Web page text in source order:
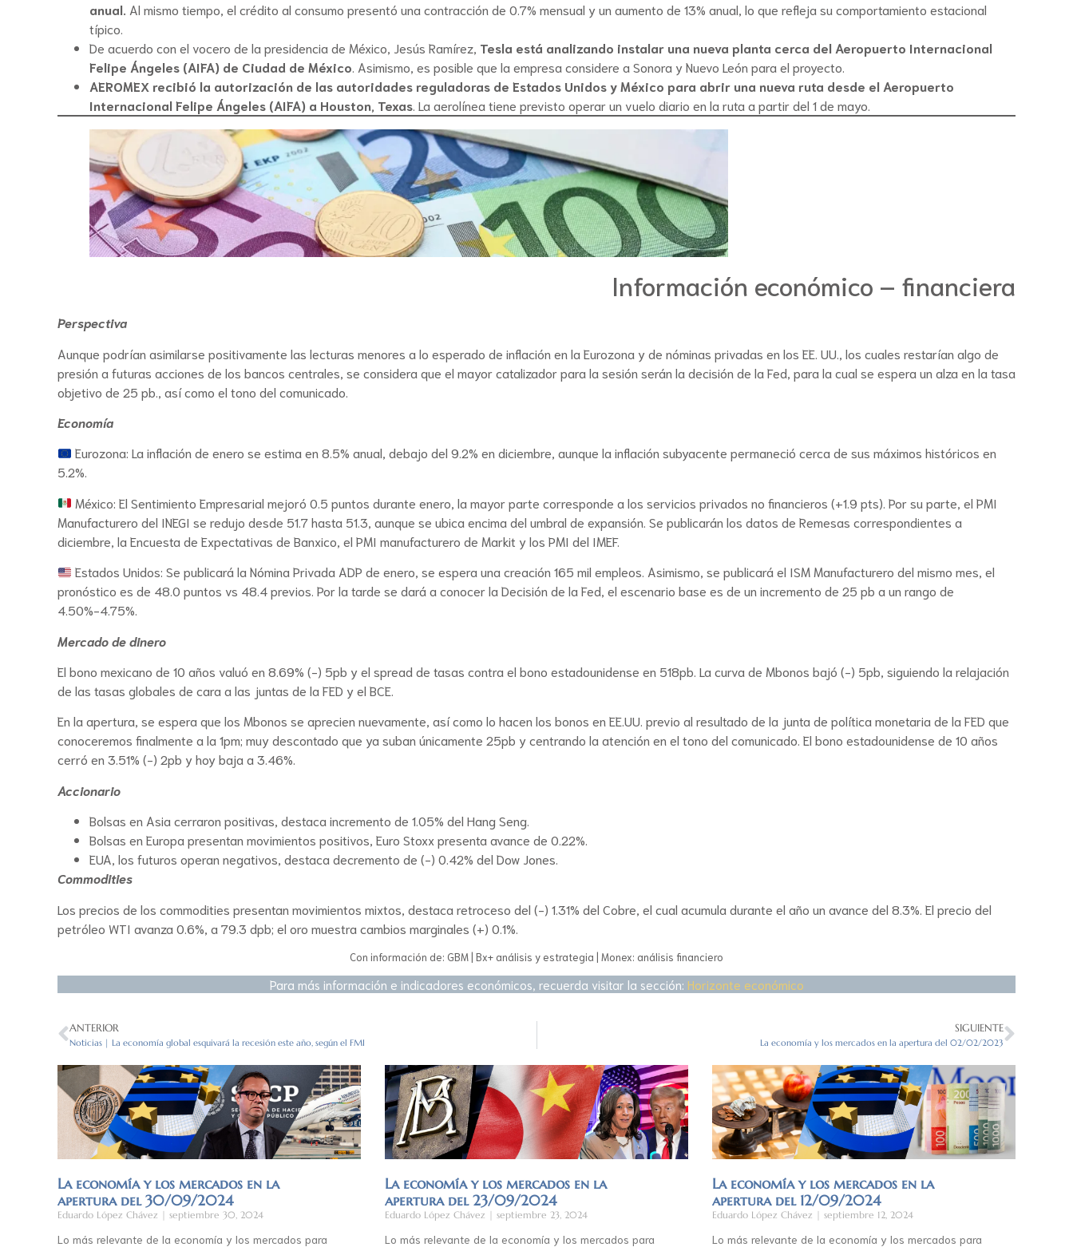
anual. Al mismo tiempo, el crédito al consumo presentó una contracción de 0.7% mensual y un aumento de 13% anual, lo que refleja su comportamiento estacional
típico.
De acuerdo con el vocero de la presidencia de México, Jesús Ramírez, Tesla está analizando instalar una nueva planta cerca del Aeropuerto Internacional
Felipe Ángeles (AIFA) de Ciudad de México . Asimismo, es posible que la empresa considere a Sonora y Nuevo León para el proyecto.
AEROMEX recibió la autorización de las autoridades reguladoras de Estados Unidos y México para abrir una nueva ruta desde el Aeropuerto
Internacional Felipe Ángeles (AIFA) a Houston, Texas . La aerolínea tiene previsto operar un vuelo diario en la ruta a partir del 1 de mayo.
Información económico – financiera
Perspectiva
Aunque podrían asimilarse positivamente las lecturas menores a lo esperado de inflación en la Eurozona y de nóminas privadas en los EE. UU., los cuales restarían algo de
presión a futuras acciones de los bancos centrales, se considera que el mayor catalizador para la sesión serán la decisión de la Fed, para la cual se espera un alza en la tasa
objetivo de 25 pb., así como el tono del comunicado.
Economía
Eurozona: La inflación de enero se estima en 8.5% anual, debajo del 9.2% en diciembre, aunque la inflación subyacente permaneció cerca de sus máximos históricos en
5.2%.
México: El Sentimiento Empresarial mejoró 0.5 puntos durante enero, la mayor parte corresponde a los servicios privados no financieros (+1.9 pts). Por su parte, el PMI
Manufacturero del INEGI se redujo desde 51.7 hasta 51.3, aunque se ubica encima del umbral de expansión. Se publicarán los datos de Remesas correspondientes a
diciembre, la Encuesta de Expectativas de Banxico, el PMI manufacturero de Markit y los PMI del IMEF.
Estados Unidos: Se publicará la Nómina Privada ADP de enero, se espera una creación 165 mil empleos. Asimismo, se publicará el ISM Manufacturero del mismo mes, el
pronóstico es de 48.0 puntos vs 48.4 previos. Por la tarde se dará a conocer la Decisión de la Fed, el escenario base es de un incremento de 25 pb a un rango de
4.50%-4.75%.
Mercado de dinero
El bono mexicano de 10 años valuó en 8.69% (-) 5pb y el spread de tasas contra el bono estadounidense en 518pb. La curva de Mbonos bajó (-) 5pb, siguiendo la relajación
de las tasas globales de cara a las juntas de la FED y el BCE.
En la apertura, se espera que los Mbonos se aprecien nuevamente, así como lo hacen los bonos en EE.UU. previo al resultado de la junta de política monetaria de la FED que
conoceremos finalmente a la 1pm; muy descontado que ya suban únicamente 25pb y centrando la atención en el tono del comunicado. El bono estadounidense de 10 años
cerró en 3.51% (-) 2pb y hoy baja a 3.46%.
Accionario
Bolsas en Asia cerraron positivas, destaca incremento de 1.05% del Hang Seng.
Bolsas en Europa presentan movimientos positivos, Euro Stoxx presenta avance de 0.22%.
EUA, los futuros operan negativos, destaca decremento de (-) 0.42% del Dow Jones.
Commodities
Los precios de los commodities presentan movimientos mixtos, destaca retroceso del (-) 1.31% del Cobre, el cual acumula durante el año un avance del 8.3%. El precio del
petróleo WTI avanza 0.6%, a 79.3 dpb; el oro muestra cambios marginales (+) 0.1%.
Con información de: GBM | Bx+ análisis y estrategia | Monex: análisis financiero
Para más información e indicadores económicos, recuerda visitar la sección: Horizonte económico
ANTERIOR
Noticias | La economía global esquivará la recesión este año, según el FMI
SIGUIENTE
La economía y los mercados en la apertura del 02/02/2023
La economía y los mercados en la
apertura del 30/09/2024
Eduardo López Chávez septiembre 30, 2024
Lo más relevante de la economía y los mercados para
La economía y los mercados en la
apertura del 23/09/2024
Eduardo López Chávez septiembre 23, 2024
Lo más relevante de la economía y los mercados para
La economía y los mercados en la
apertura del 12/09/2024
Eduardo López Chávez septiembre 12, 2024
Lo más relevante de la economía y los mercados para